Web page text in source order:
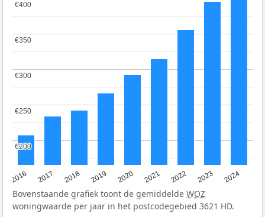
2016 2017 2018 2019 2020 2021 2022 2023 2024
€200
€200
€250
€250
€300
€300
€350
€350
€400
€400
Bovenstaande grafiek toont de gemiddelde WOZ
woningwaarde per jaar in het postcodegebied 3621 HD.